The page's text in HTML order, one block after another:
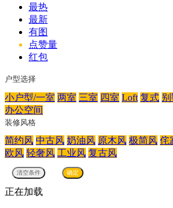
最热
最新
有图
点赞量
红包
户型选择
小户型/一室 两室 三室 四室 Loft 复式 别
办公空间
装修风格
简约风 中古风 奶油风 原木风 极简风 侘
欧风 轻奢风 工业风 复古风
正在加载